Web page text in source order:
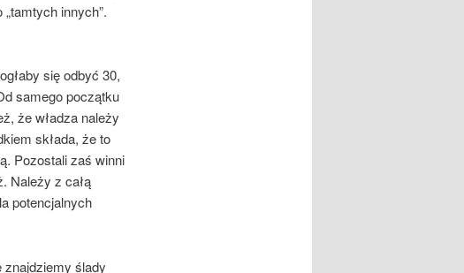
innych”.
się odbyć 30,
samego początku
że władza należy
składa, że to
Pozostali zaś winni
Należy z całą
potencjalnych
znajdziemy ślady